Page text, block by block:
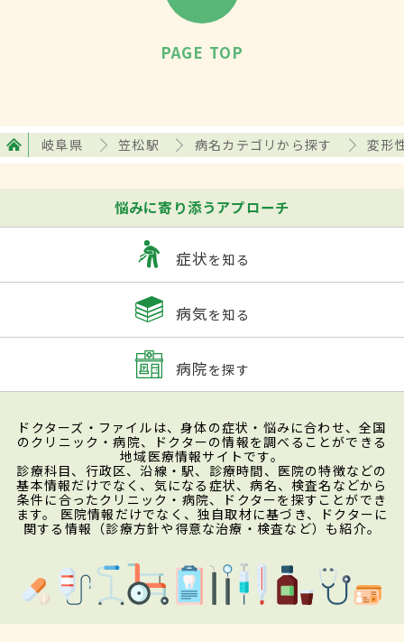
PAGE TOP
岐阜県 笠松駅 病名カテゴリから探す 変形
悩みに寄り添うアプローチ
症状を知る
病気を知る
病院を探す
ドクターズ・ファイルは、身体の症状・悩みに合わせ、全国
のクリニック・病院、ドクターの情報を調べることができる
地域医療情報サイトです。
診療科目、行政区、沿線・駅、診療時間、医院の特徴などの
基本情報だけでなく、気になる症状、病名、検査名などから
条件に合ったクリニック・病院、ドクターを探すことができ
ます。 医院情報だけでなく、独自取材に基づき、ドクターに
関する情報（診療方針や得意な治療・検査など）も紹介。